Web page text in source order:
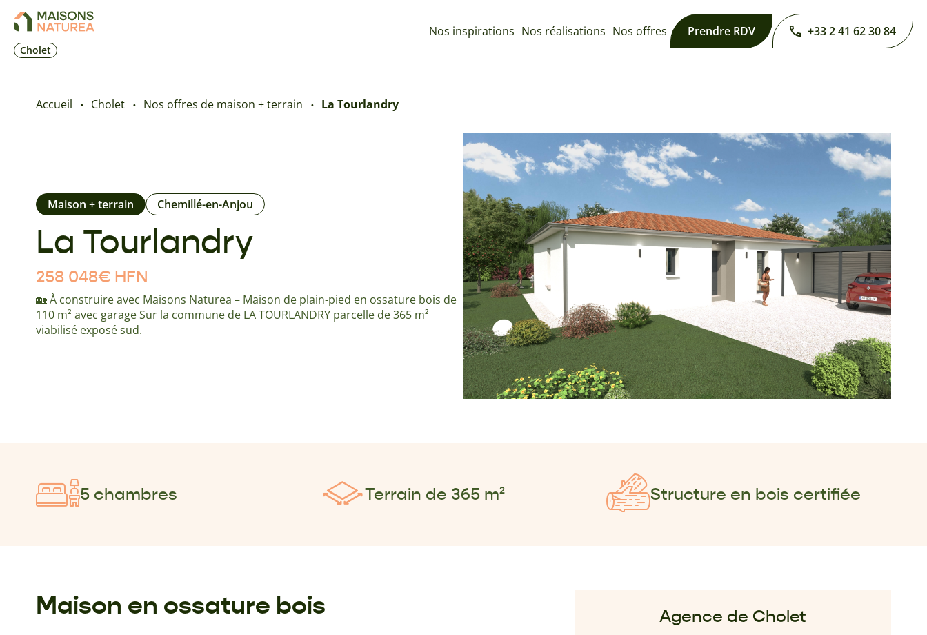
Cholet
Nos inspirations Nos réalisations Nos offres Prendre RDV +33 2 41 62 30 84
Accueil Cholet Nos offres de maison + terrain La Tourlandry
La Tourlandry
Maison + terrain Chemillé-en-Anjou
258 048€ HFN
🏡 À construire avec Maisons Naturea – Maison de plain-pied en ossature bois de
110 m² avec garage Sur la commune de LA TOURLANDRY parcelle de 365 m²
viabilisé exposé sud.
5 chambres Terrain de 365 m² Structure en bois certifiée
Maison en ossature bois Agence de Cholet